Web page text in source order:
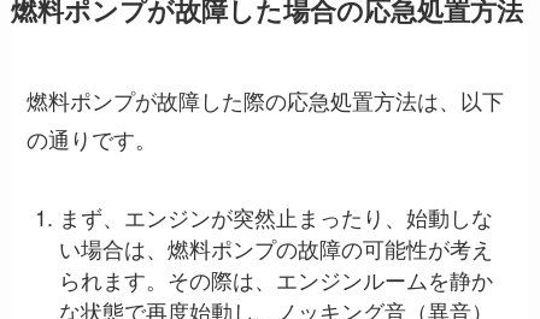
燃料ポンプが故障した場合の応急処置方法
燃料ポンプが故障した際の応急処置方法は、以下
の通りです。
まず、エンジンが突然止まったり、始動しな
い場合は、燃料ポンプの故障の可能性が考え
られます。その際は、エンジンルームを静か
な状態で再度始動し、ノッキング音（異音）